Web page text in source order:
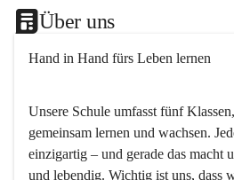
Über uns
Hand in Hand fürs Leben lernen
Unsere Schule umfasst fünf
gemeinsam lernen und wachsen.
einzigartig – und gerade das macht
und lebendig. Wichtig ist uns, dass